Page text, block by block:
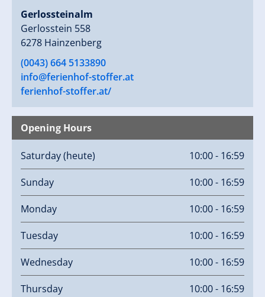
Gerlossteinalm
Gerlosstein 558
6278 Hainzenberg
(0043) 664 5133890
info@ferienhof-stoffer.at
ferienhof-stoffer.at/
Opening Hours
Saturday(heute) 10:00 - 16:59
Sunday 10:00 - 16:59
Monday 10:00 - 16:59
Tuesday 10:00 - 16:59
Wednesday 10:00 - 16:59
Thursday 10:00 - 16:59